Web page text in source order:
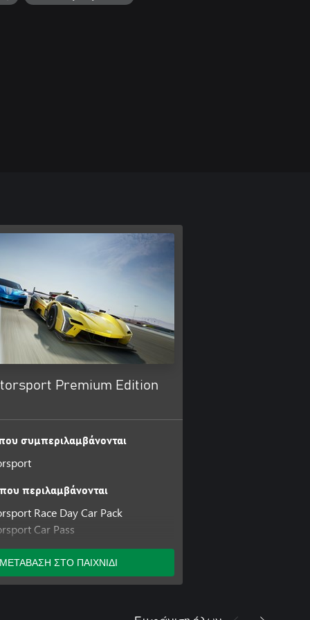
Premium Edition
που συμπεριλαμβάνονται
περιλαμβάνονται
Race Day Car Pack
Car Pass
VIP Membership
Welcome Pack
ΜΕΤΑΒΑΣΗ ΣΤΟ ΠΑΙΧΝΙΔΙ